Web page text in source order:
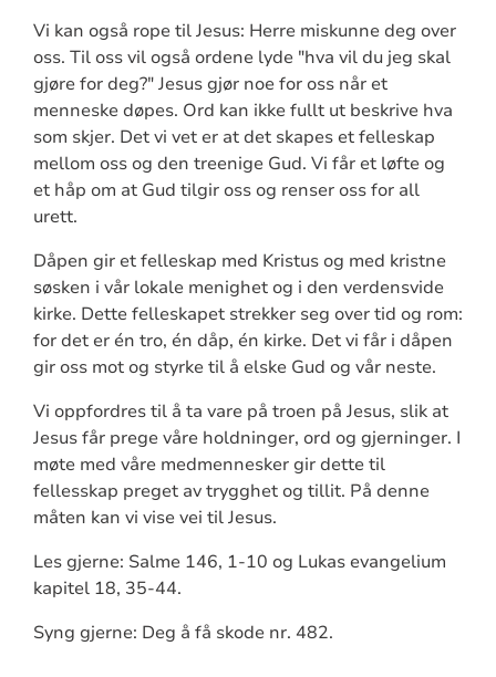
Vi kan også rope til Jesus: Herre miskunne deg over
oss. Til oss vil også ordene lyde "hva vil du jeg skal
gjøre for deg?" Jesus gjør noe for oss når et
menneske døpes. Ord kan ikke fullt ut beskrive hva
som skjer. Det vi vet er at det skapes et felleskap
mellom oss og den treenige Gud. Vi får et løfte og
et håp om at Gud tilgir oss og renser oss for all
urett.
Dåpen gir et felleskap med Kristus og med kristne
søsken i vår lokale menighet og i den verdensvide
kirke. Dette felleskapet strekker seg over tid og rom:
for det er én tro, én dåp, én kirke. Det vi får i dåpen
gir oss mot og styrke til å elske Gud og vår neste.
Vi oppfordres til å ta vare på troen på Jesus, slik at
Jesus får prege våre holdninger, ord og gjerninger. I
møte med våre medmennesker gir dette til
fellesskap preget av trygghet og tillit. På denne
måten kan vi vise vei til Jesus.
Les gjerne: Salme 146, 1-10 og Lukas evangelium
kapitel 18, 35-44.
Syng gjerne: Deg å få skode nr. 482.